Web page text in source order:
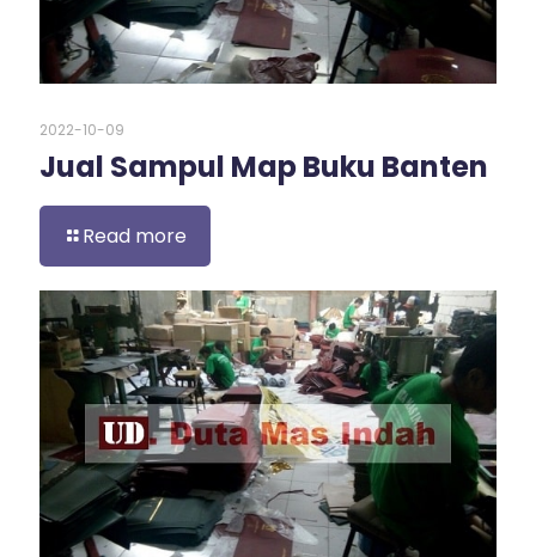
2022-10-09
Jual Sampul Map Buku Banten
Read more